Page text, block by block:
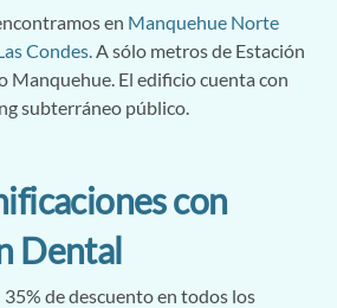
en Manquehue Norte
Condes.A sólo metros de Estación
Manquehue. El edificio cuenta con
subterráneo público.
con
Dental
de descuento en todos los